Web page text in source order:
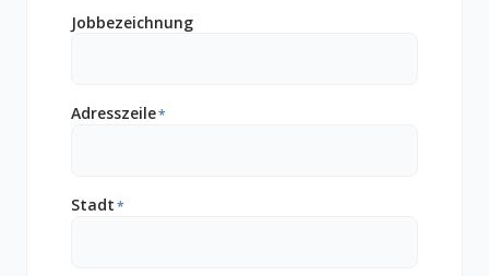
Jobbezeichnung
Adresszeile*
Stadt*